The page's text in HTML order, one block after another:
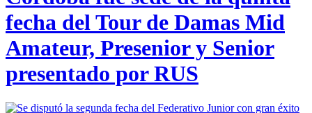
fecha del Tour de Damas Mid
Amateur, Presenior y Senior
presentado por RUS